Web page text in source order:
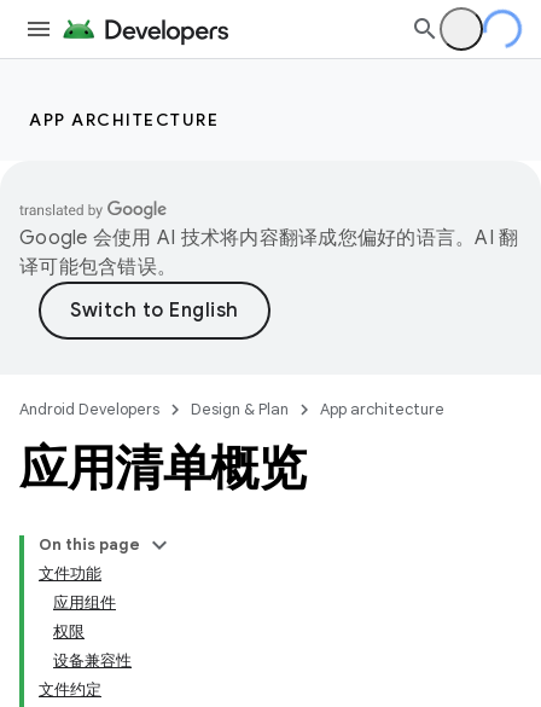
APP ARCHITECTURE
Google 会使用 AI 技术将内容翻译成您偏好的语言。AI 翻
译可能包含错误。
Android Developers Design & Plan App architecture
应用清单概览
On this page
文件功能
应用组件
权限
设备兼容性
文件约定